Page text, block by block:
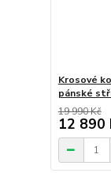
Krosové
pánské
19 990 Kč
12 890